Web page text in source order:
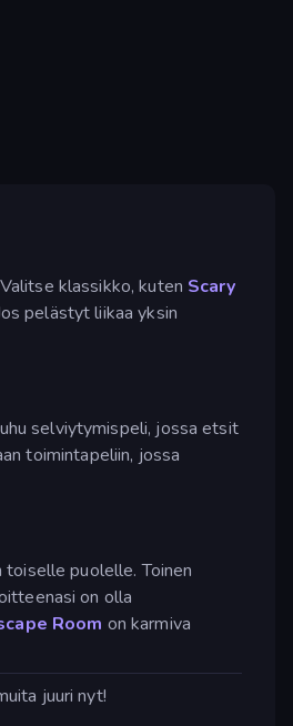
klassikko, kuten Scary
pelästyt liikaa yksin
selviytymispeli, jossa etsit
toimintapeliin, jossa
puolelle. Toinen
on olla
Room on karmiva
juuri nyt!